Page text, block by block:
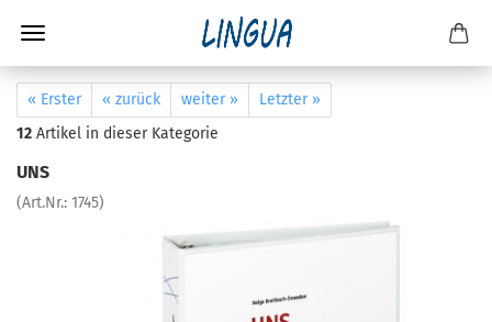
« Erster « zurück weiter »
Letzter »
12 Artikel in dieser Kategorie
UNS
(Art.Nr.: 1745)